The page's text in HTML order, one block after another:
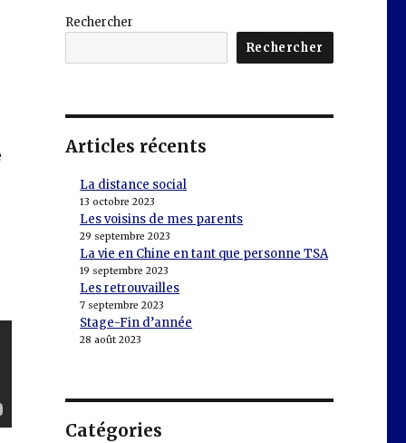
Rechercher
Rechercher
Articles récents
La distance social
13 octobre 2023
Les voisins de mes parents
29 septembre 2023
La vie en Chine en tant que personne TSA
19 septembre 2023
Les retrouvailles
7 septembre 2023
Stage-Fin d’année
28 août 2023
Catégories